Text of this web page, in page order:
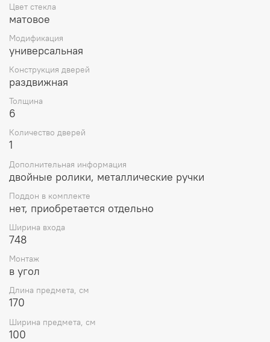
Цвет стекла
матовое
Модификация
универсальная
Конструкция дверей
раздвижная
Толщина
6
Количество дверей
1
Дополнительная информация
двойные ролики, металлические ручки
Поддон в комплекте
нет, приобретается отдельно
Ширина входа
748
Монтаж
в угол
Длина предмета, см
170
Ширина предмета, см
100